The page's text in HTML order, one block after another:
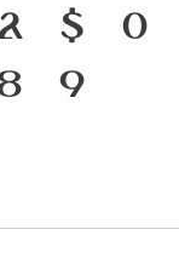
$ 0
9
ร่งของ
าติ